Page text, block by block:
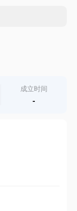
成立时间
-